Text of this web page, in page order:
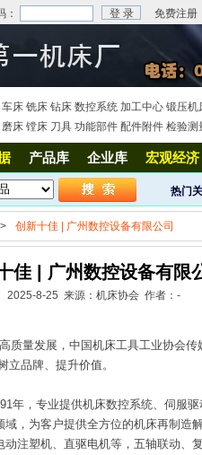
： 免费注册
车床 铣床 钻床 数控系统 加工中心 锻压机
磨床 镗床 刀具 功能部件 配件附件 检验测
产品库 企业库 宏观经济
热门
> 创新十佳 | 广州数控设备有限公司
佳 | 广州数控设备有限
2025-8-25 来源：机床协会 作者：-
发展，中国机床工具工业协会传
立品牌、提升价值。
年，专业提供机床数控系统、伺服驱
，为客户提供全方位的机床再制造
注塑机、直驱电机等，五轴联动、